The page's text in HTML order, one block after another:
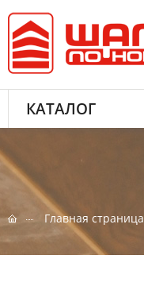
КАТАЛОГ
Главная страница